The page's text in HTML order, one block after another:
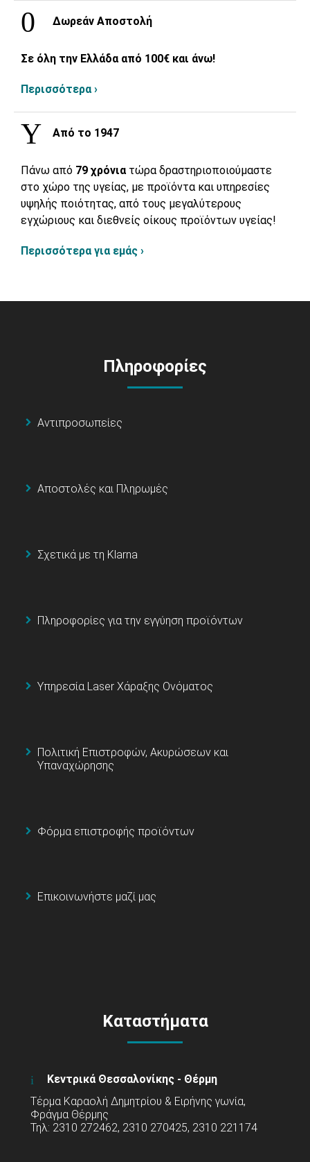
Δωρεάν Αποστολή
Σε όλη την Ελλάδα από 100€ και άνω!
Περισσότερα ›
Από το 1947
Πάνω από 79 χρόνια τώρα δραστηριοποιούμαστε
στο χώρο της υγείας, με προϊόντα και υπηρεσίες
υψηλής ποιότητας, από τους μεγαλύτερους
εγχώριους και διεθνείς οίκους προϊόντων υγείας!
Περισσότερα για εμάς ›
Πληροφορίες
Αντιπροσωπείες
Αποστολές και Πληρωμές
Σχετικά με τη Klarna
Πληροφορίες για την εγγύηση προϊόντων
Υπηρεσία Laser Χάραξης Ονόματος
Πολιτική Επιστροφών, Ακυρώσεων και
Υπαναχώρησης
Φόρμα επιστροφής προϊόντων
Επικοινωνήστε μαζί μας
Καταστήματα
Κεντρικά Θεσσαλονίκης - Θέρμη
Τέρμα Καραολή Δημητρίου & Ειρήνης γωνία,
Φράγμα Θέρμης
Τηλ: 2310 272462, 2310 270425, 2310 221174